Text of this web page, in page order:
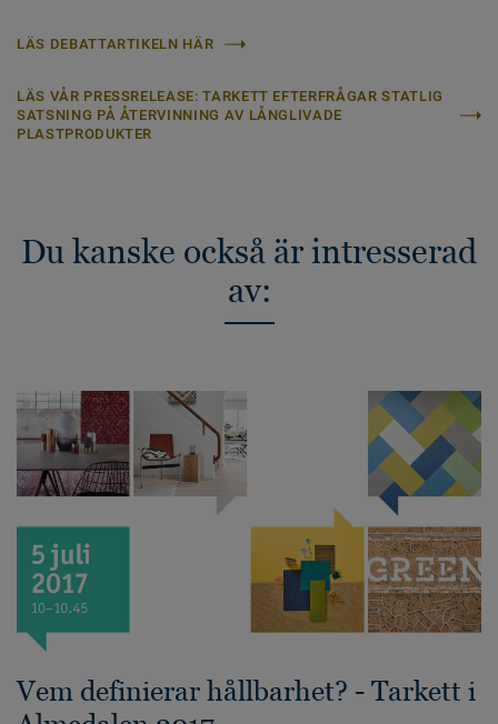
LÄS DEBATTARTIKELN HÄR
LÄS VÅR PRESSRELEASE: TARKETT EFTERFRÅGAR STATLIG
SATSNING PÅ ÅTERVINNING AV LÅNGLIVADE
PLASTPRODUKTER
Du kanske också är intresserad
av:
Vem definierar hållbarhet? - Tarkett i